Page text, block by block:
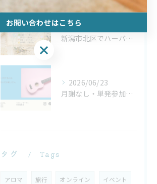
2026/07/01
新潟市北区でハーバルタロット体験｜大アルカナ22枚を学ぶ単発イベント【にじいろリズム】
2026/06/23
月謝なし・単発参加OK｜大人のためのウクレレサークル
タグ Tags
アロマ 旅行 オンライン イベント
お問い合わせはこちら
お問い合わせはこちら